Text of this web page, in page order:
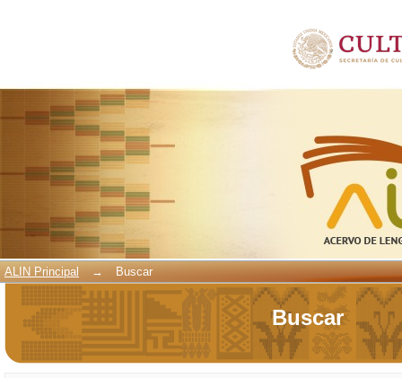
ALIN Principal → Buscar
Buscar